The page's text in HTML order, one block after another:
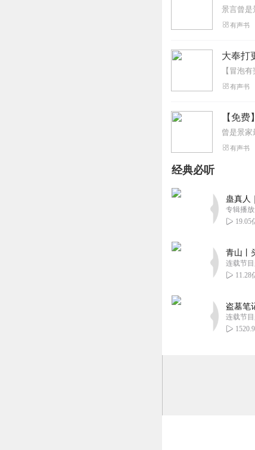
2022-04-22
总不更新都想
2021-09-19
小说已完结，
2022-05-24
这么好的书，
1329758sabg
2023-03-04
有声书
大奉打
有声书
【免
有声书
经典必听
蛊真人
专辑播
19.05
青山丨
连载节
11.28
盗墓笔
连载节